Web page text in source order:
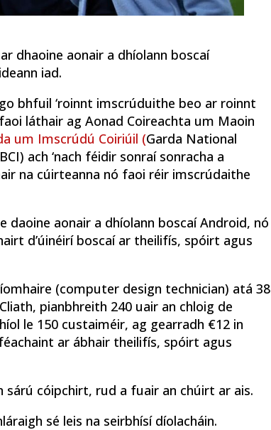
dhaoine aonair a dhíolann boscaí
iad.
bhfuil ‘roinnt imscrúduithe beo ar roinnt
láthair ag Aonad Coireachta um Maoin
um Imscrúdú Coiriúil (Garda National
ach ‘nach féidir sonraí sonracha a
na cúirteanna nó faoi réir imscrúdaithe
daoine aonair a dhíolann boscaí Android, nó
d’úinéirí boscaí ar theilifís, spóirt agus
(computer design technician) atá 38
pianbhreith 240 uair an chloig de
le 150 custaiméir, ag gearradh €12 in
ar ábhair theilifís, spóirt agus
sárú cóipchirt, rud a fuair an chúirt ar ais.
sé leis na seirbhísí díolacháin.